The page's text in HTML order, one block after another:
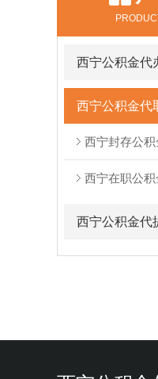
西宁公积金代
西宁公积金代
西宁封存公积
西宁在职公积
西宁公积金代